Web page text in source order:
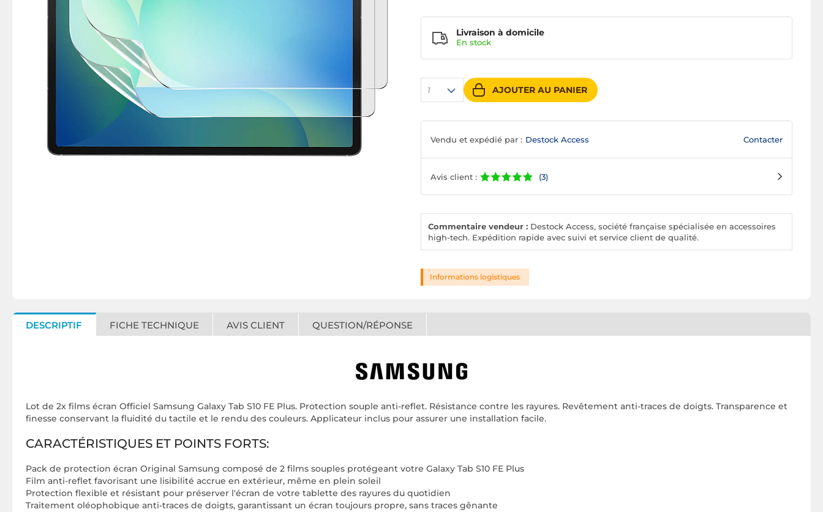
1 AJOUTER AU PANIER
Livraison à domicile
En stock
Vendu et expédié par : Destock Access Contacter
Avis client : (3)
Commentaire vendeur : Destock Access, société française spécialisée en accessoires
high-tech. Expédition rapide avec suivi et service client de qualité.
Informations logistiques
DESCRIPTIF FICHE TECHNIQUE AVIS CLIENT QUESTION/RÉPONSE
Lot de 2x films écran Officiel Samsung Galaxy Tab S10 FE Plus. Protection souple anti-reflet. Résistance contre les rayures. Revêtement anti-traces de doigts. Transparence et
finesse conservant la fluidité du tactile et le rendu des couleurs. Applicateur inclus pour assurer une installation facile.
CARACTÉRISTIQUES ET POINTS FORTS:
Pack de protection écran Original Samsung composé de 2 films souples protégeant votre Galaxy Tab S10 FE Plus
Film anti-reflet favorisant une lisibilité accrue en extérieur, même en plein soleil
Protection flexible et résistant pour préserver l'écran de votre tablette des rayures du quotidien
Traitement oléophobique anti-traces de doigts, garantissant un écran toujours propre, sans traces gênante